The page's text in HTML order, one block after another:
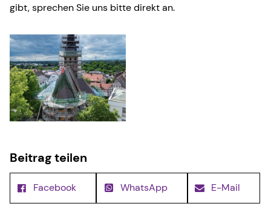
gibt, sprechen Sie uns bitte direkt an.
Beitrag teilen
Facebook WhatsApp E-Mail